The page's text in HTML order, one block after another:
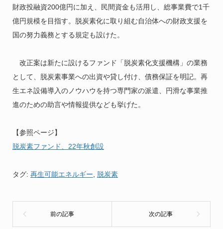
財政投融資200億円に加え、民間資金も活用し、総事業費で1千
億円規模を目指す。脱炭素化に取り組む自治体への財政支援を
国の努力義務とする規定も設けた。
改正案は新たに設けるファンド「脱炭素化支援機構」の業務
として、脱炭素事業への出資や貸し付け、債務保証を明記。再
生エネ設備導入のノウハウを持つ専門家の派遣、円滑な事業推
進のための助言や情報提供なども挙げた。
【参照ページ】
脱炭素ファンド、22年秋創設
タグ: 再生可能エネルギー 脱炭素